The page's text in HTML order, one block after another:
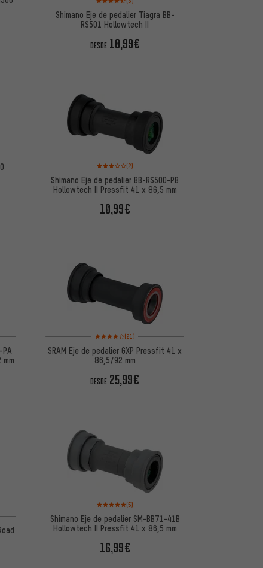
Shimano Eje de pedalier Tiagra BB-
RS501 Hollowtech II
DESDE 10,99€
en 9 reseñas
Valoración media: 3 de 5 basada en 2 reseñas
(2)
Shimano Eje de pedalier BB-RS500-PB
Hollowtech II Pressfit 41 x 86,5 mm
10,99€
en 7 reseñas Valoración media: 4 de 5 basada en 21 reseñas
(21)
SRAM Eje de pedalier GXP Pressfit 41 x
86,5/92 mm
DESDE 25,99€
en 2 reseñas
Valoración media: 5 de 5 basada en 5 reseñas
(5)
Shimano Eje de pedalier SM-BB71-41B
Hollowtech II Pressfit 41 x 86,5 mm
16,99€